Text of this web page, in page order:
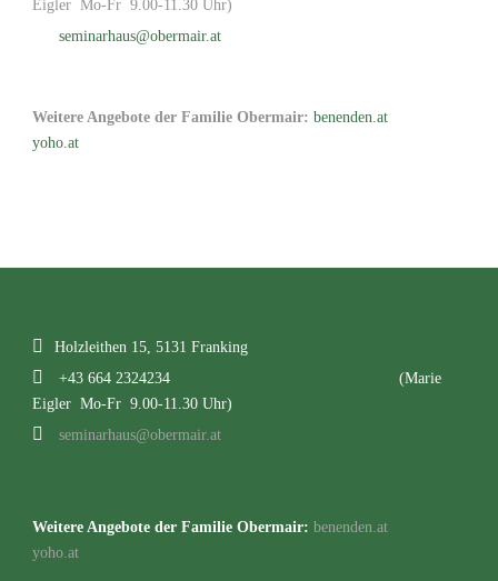
Eigler Mo-Fr 9.00-11.30 Uhr)
seminarhaus@obermair.at
Weitere Angebote der Familie Obermair: benenden.at
yoho.at
Holzleithen 15, 5131 Franking
+43 664 2324234
(Marie
Eigler Mo-Fr 9.00-11.30 Uhr)
seminarhaus@obermair.at
Weitere Angebote der Familie Obermair: benenden.at
yoho.at